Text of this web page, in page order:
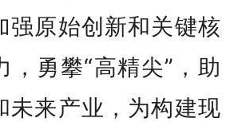
强原始创新和关键核
勇攀“高精尖”，助
未来产业，为构建现